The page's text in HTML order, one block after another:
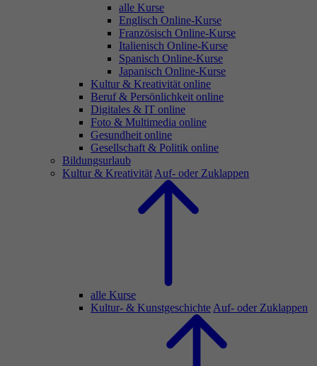
alle Kurse
Englisch Online-Kurse
Französisch Online-Kurse
Italienisch Online-Kurse
Spanisch Online-Kurse
Japanisch Online-Kurse
Kultur & Kreativität online
Beruf & Persönlichkeit online
Digitales & IT online
Foto & Multimedia online
Gesundheit online
Gesellschaft & Politik online
Bildungsurlaub
Kultur & Kreativität Auf- oder Zuklappen
alle Kurse
Kultur- & Kunstgeschichte Auf- oder Zuklappen